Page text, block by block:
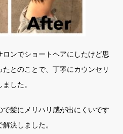
ンでショートヘアにしたけど思
とのことで、丁寧にカウンセリ
した。
髪にメリハリ感が出にくいです
決しました。